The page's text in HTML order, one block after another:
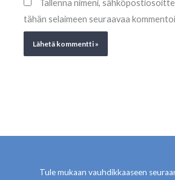
Tallenna nimeni,
tähän selaimeen seuraavaa
Tule mukaan vauhdikkaaseen